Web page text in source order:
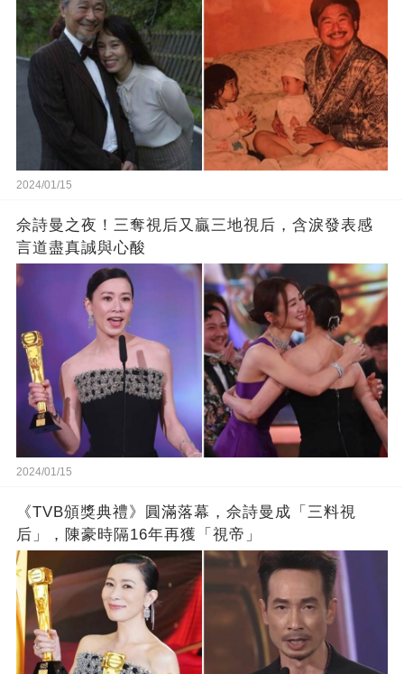
2024/01/15
佘詩曼之夜！三奪視后又贏三地視后，含淚發表感
言道盡真誠與心酸
2024/01/15
《TVB頒獎典禮》圓滿落幕，佘詩曼成「三料視
后」，陳豪時隔16年再獲「視帝」